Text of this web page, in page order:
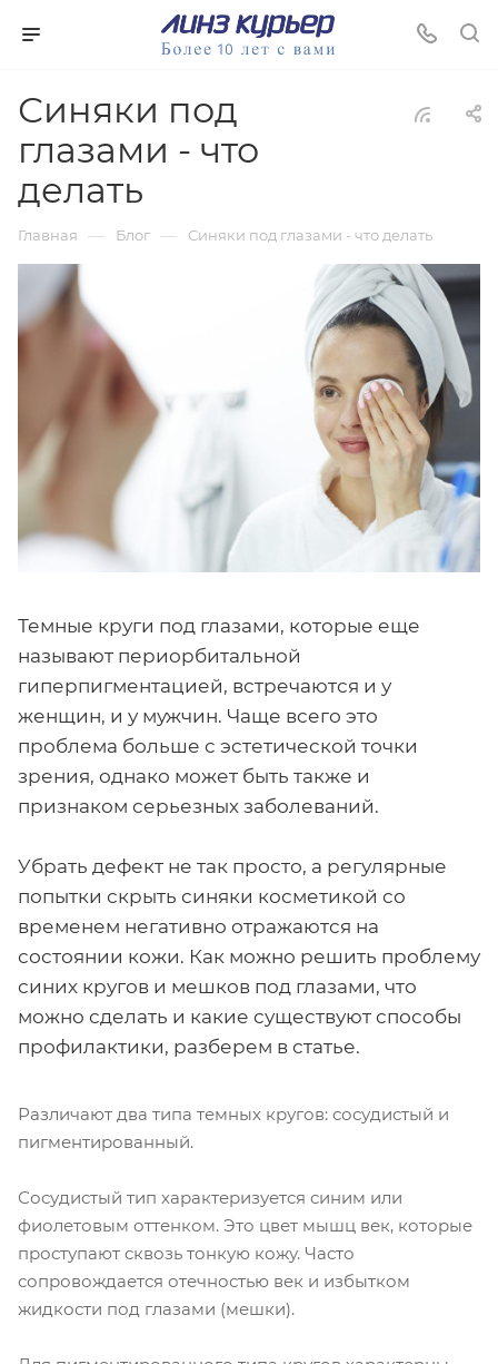
Синяки под
глазами - что
делать
Главная — Блог — Синяки под глазами - что делать
Темные круги под глазами, которые еще
называют периорбитальной
гиперпигментацией, встречаются и у
женщин, и у мужчин. Чаще всего это
проблема больше с эстетической точки
зрения, однако может быть также и
признаком серьезных заболеваний.
Убрать дефект не так просто, а регулярные
попытки скрыть синяки косметикой со
временем негативно отражаются на
состоянии кожи. Как можно решить проблему
синих кругов и мешков под глазами, что
можно сделать и какие существуют способы
профилактики, разберем в статье.
Различают два типа темных кругов: сосудистый и
пигментированный.
Сосудистый тип характеризуется синим или
фиолетовым оттенком. Это цвет мышц век, которые
проступают сквозь тонкую кожу. Часто
сопровождается отечностью век и избытком
жидкости под глазами (мешки).